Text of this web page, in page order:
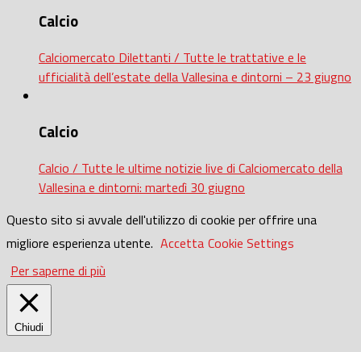
Calcio
Calciomercato Dilettanti / Tutte le trattative e le
ufficialità dell’estate della Vallesina e dintorni – 23 giugno
Calcio
Calcio / Tutte le ultime notizie live di Calciomercato della
Vallesina e dintorni: martedì 30 giugno
Questo sito si avvale dell'utilizzo di cookie per offrire una
migliore esperienza utente. Accetta Cookie Settings
Per saperne di più
Chiudi